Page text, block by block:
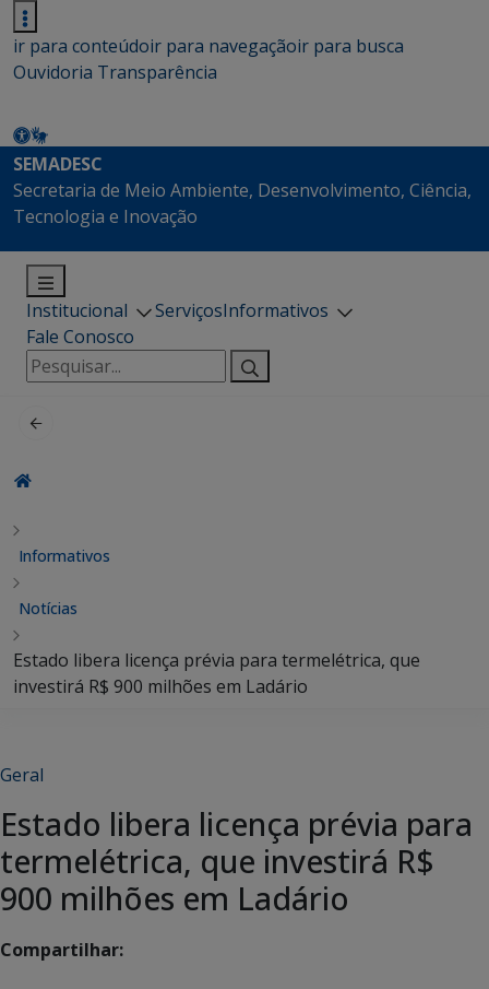
ir para conteúdoir para navegaçãoir para busca
Ouvidoria Transparência
SEMADESC
Secretaria de Meio Ambiente, Desenvolvimento, Ciência,
Tecnologia e Inovação
Institucional ServiçosInformativos
Fale Conosco
Pesquisar
por:
Informativos
Notícias
Estado libera licença prévia para termelétrica, que
investirá R$ 900 milhões em Ladário
Geral
Estado libera licença prévia para
termelétrica, que investirá R$
900 milhões em Ladário
Compartilhar: